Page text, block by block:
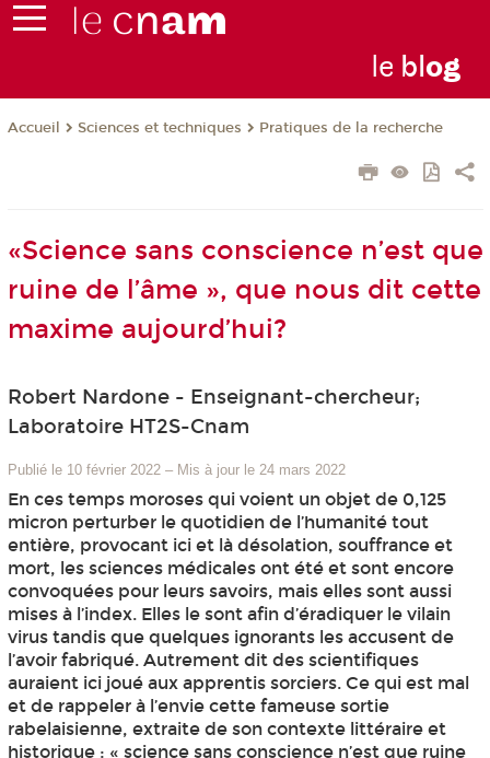
le blog
Accueil Sciences et techniques Pratiques de la recherche
«Science sans conscience n’est que
ruine de l’âme », que nous dit cette
maxime aujourd’hui?
Robert Nardone - Enseignant-chercheur;
Laboratoire HT2S-Cnam
Publié le 10 février 2022 – Mis à jour le 24 mars 2022
En ces temps moroses qui voient un objet de 0,125
micron perturber le quotidien de l’humanité tout
entière, provocant ici et là désolation, souffrance et
mort, les sciences médicales ont été et sont encore
convoquées pour leurs savoirs, mais elles sont aussi
mises à l’index. Elles le sont afin d’éradiquer le vilain
virus tandis que quelques ignorants les accusent de
l’avoir fabriqué. Autrement dit des scientifiques
auraient ici joué aux apprentis sorciers. Ce qui est mal
et de rappeler à l’envie cette fameuse sortie
rabelaisienne, extraite de son contexte littéraire et
historique : « science sans conscience n’est que ruine